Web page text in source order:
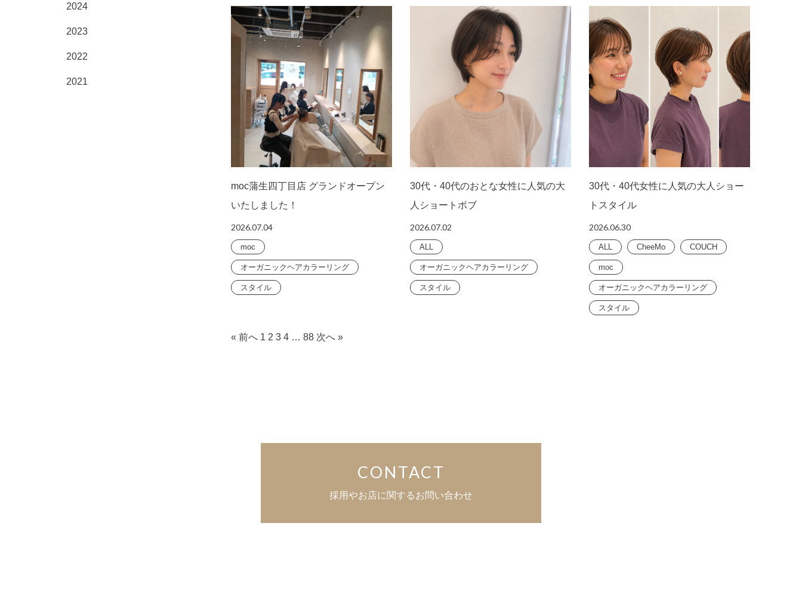
2024
2023
2022
2021
moc蒲生四丁目店 グランドオープン
いたしました！
2026.07.04
moc
オーガニックヘアカラーリング
スタイル
30代・40代のおとな女性に人気の大
人ショートボブ
2026.07.02
ALL
オーガニックヘアカラーリング
スタイル
30代・40代女性に人気の大人ショー
トスタイル
2026.06.30
ALL CheeMo COUCH
moc
オーガニックヘアカラーリング
スタイル
« 前へ 1 2 3 4 … 88 次へ »
CONTACT
採用やお店に関するお問い合わせ